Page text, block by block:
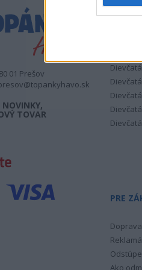
01 Prešov
NOVINKY,
TOVAR
PRE
Ako